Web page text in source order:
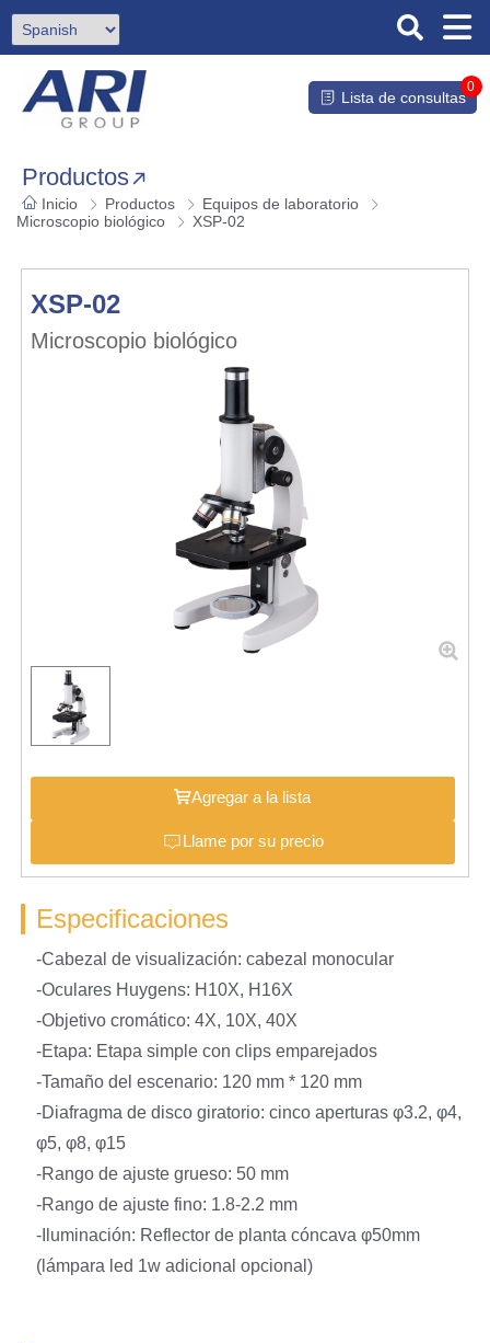
Lista de consultas
0
Productos
Inicio Productos
Equipos de laboratorio
Microscopio biológico
XSP-02
XSP-02
Microscopio biológico
Agregar a la lista
Llame por su precio
Especificaciones
-Cabezal de visualización: cabezal monocular
-Oculares Huygens: H10X, H16X
-Objetivo cromático: 4X, 10X, 40X
-Etapa: Etapa simple con clips emparejados
-Tamaño del escenario: 120 mm * 120 mm
-Diafragma de disco giratorio: cinco aperturas φ3.2, φ4,
φ5, φ8, φ15
-Rango de ajuste grueso: 50 mm
-Rango de ajuste fino: 1.8-2.2 mm
-Iluminación: Reflector de planta cóncava φ50mm
(lámpara led 1w adicional opcional)